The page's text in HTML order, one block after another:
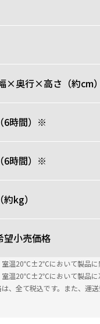
×奥行×高さ（約cm）
6時間）※
6時間）※
kg）
望小売価格
温20℃±2℃において製品に
温20℃±2℃において製品に
、全て税込です。また、運